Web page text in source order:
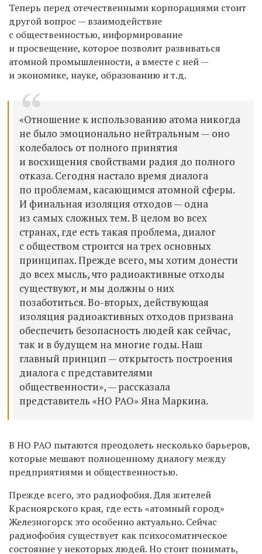
Теперь перед отечественными корпорациями стоит
другой вопрос — взаимодействие
с общественностью, информирование
и просвещение, которое позволит развиваться
атомной промышленности, а вместе с ней —
и экономике, науке, образованию и т.д.
«Отношение к использованию атома никогда
не было эмоционально нейтральным — оно
колебалось от полного принятия
и восхищения свойствами радия до полного
отказа. Сегодня настало время диалога
по проблемам, касающимся атомной сферы.
И финальная изоляция отходов — одна
из самых сложных тем. В целом во всех
странах, где есть такая проблема, диалог
с обществом строится на трех основных
принципах. Прежде всего, мы хотим донести
до всех мысль, что радиоактивные отходы
существуют, и мы должны о них
позаботиться. Во-вторых, действующая
изоляция радиоактивных отходов призвана
обеспечить безопасность людей как сейчас,
так и в будущем на многие годы. Наш
главный принцип — открытость построения
диалога с представителями
общественности», — рассказала
представитель «НО РАО» Яна Маркина.
В НО РАО пытаются преодолеть несколько барьеров,
которые мешают полноценному диалогу между
предприятиями и общественностью.
Прежде всего, это радиофобия. Для жителей
Красноярского края, где есть «атомный город»
Железногорск это особенно актуально. Сейчас
радиофобия существует как психосоматическое
состояние у некоторых людей. Но стоит понимать,